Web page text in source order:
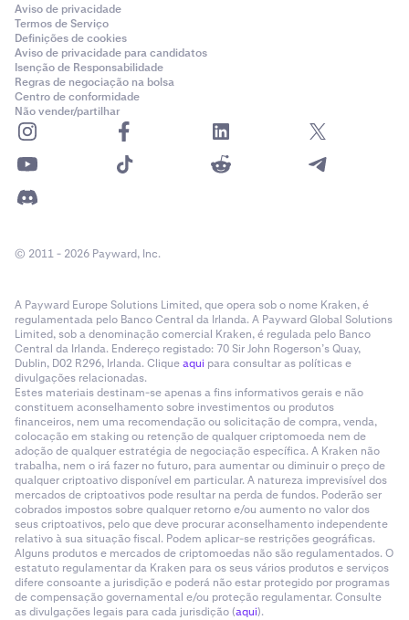
Aviso de privacidade
Termos de Serviço
Definições de cookies
Aviso de privacidade para candidatos
Isenção de Responsabilidade
Regras de negociação na bolsa
Centro de conformidade
Não vender/partilhar
© 2011 - 2026 Payward, Inc.
A Payward Europe Solutions Limited, que opera sob o nome Kraken, é
regulamentada pelo Banco Central da Irlanda. A Payward Global Solutions
Limited, sob a denominação comercial Kraken, é regulada pelo Banco
Central da Irlanda. Endereço registado: 70 Sir John Rogerson’s Quay,
Dublin, D02 R296, Irlanda. Cliqueaqui para consultar as políticas e
divulgações relacionadas.
Estes materiais destinam-se apenas a fins informativos gerais e não
constituem aconselhamento sobre investimentos ou produtos
financeiros, nem uma recomendação ou solicitação de compra, venda,
colocação em staking ou retenção de qualquer criptomoeda nem de
adoção de qualquer estratégia de negociação específica. A Kraken não
trabalha, nem o irá fazer no futuro, para aumentar ou diminuir o preço de
qualquer criptoativo disponível em particular. A natureza imprevisível dos
mercados de criptoativos pode resultar na perda de fundos. Poderão ser
cobrados impostos sobre qualquer retorno e/ou aumento no valor dos
seus criptoativos, pelo que deve procurar aconselhamento independente
relativo à sua situação fiscal. Podem aplicar-se restrições geográficas.
Alguns produtos e mercados de criptomoedas não são regulamentados. O
estatuto regulamentar da Kraken para os seus vários produtos e serviços
difere consoante a jurisdição e poderá não estar protegido por programas
de compensação governamental e/ou proteção regulamentar. Consulte
as divulgações legais para cada jurisdição (aqui).